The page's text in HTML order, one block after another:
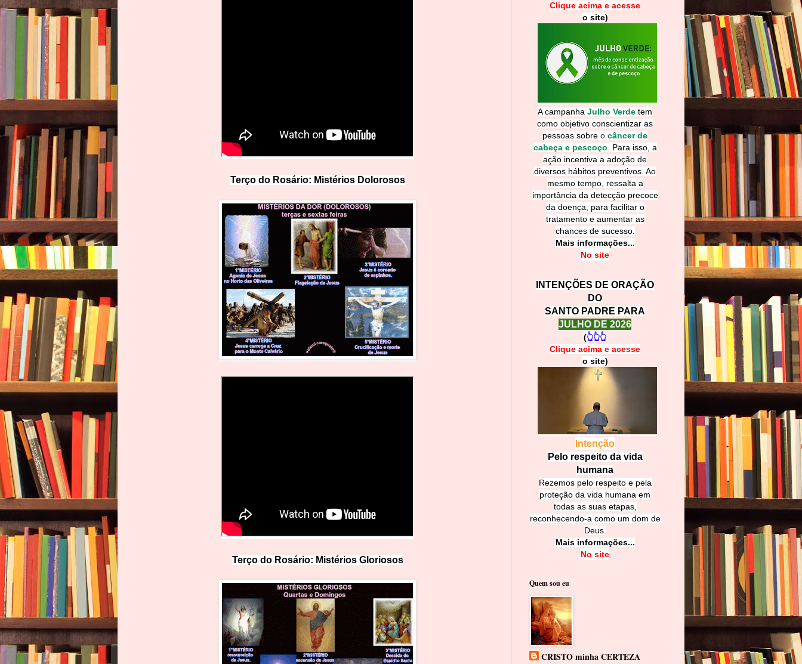
Terço do Rosário: Mistérios Dolorosos
Terço do Rosário: Mistérios Gloriosos
Clique acima e acesse
o site)
A campanha Julho Verde tem
como objetivo conscientizar as
pessoas sobre o câncer de
cabeça e pescoço
Para isso, a
ação incentiva a adoção de
diversos hábitos preventivos. Ao
mesmo tempo, ressalta a
importância da detecção precoce
da doença, para facilitar o
tratamento e aumentar as
chances de sucesso.
Mais informações...
No site
INTENÇÕES DE ORAÇÃO
DO
SANTO PADRE PARA
JULHO DE 2026
(👆👆👆
Clique acima e acesse
o site)
Intenção
Pelo respeito da vida
humana
Rezemos pelo respeito e pela
proteção da vida humana em
todas as suas etapas,
reconhecendo-a como um dom de
Deus.
Mais informações...
No site
Quem sou eu
CRISTO minha CERTEZA